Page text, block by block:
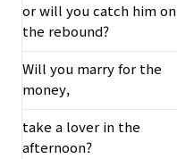
or will you catch him on
the rebound?
Will you marry for the
money,
take a lover in the
afternoon?